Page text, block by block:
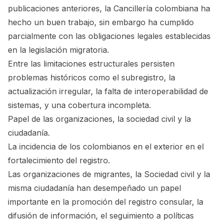
publicaciones anteriores, la Cancillería colombiana ha
hecho un buen trabajo, sin embargo ha cumplido
parcialmente con las obligaciones legales establecidas
en la legislación migratoria.
Entre las limitaciones estructurales persisten
problemas históricos como el subregistro, la
actualización irregular, la falta de interoperabilidad de
sistemas, y una cobertura incompleta.
Papel de las organizaciones, la sociedad civil y la
ciudadanía.
La incidencia de los colombianos en el exterior en el
fortalecimiento del registro.
Las organizaciones de migrantes, la Sociedad civil y la
misma ciudadanía han desempeñado un papel
importante en la promoción del registro consular, la
difusión de información, el seguimiento a políticas